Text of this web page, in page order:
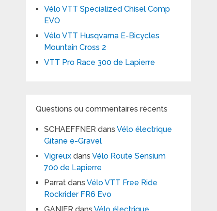
Vélo VTT Specialized Chisel Comp
EVO
Vélo VTT Husqvarna E-Bicycles
Mountain Cross 2
VTT Pro Race 300 de Lapierre
Questions ou commentaires récents
SCHAEFFNERdans Vélo électrique
Gitane e-Gravel
Vigreuxdans Vélo Route Sensium
700 de Lapierre
Parratdans Vélo VTT Free Ride
Rockrider FR6 Evo